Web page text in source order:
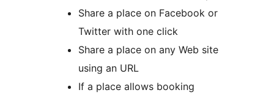
Share a place on Facebook or
Twitter with one click
Share a place on any Web site
using an URL
If a place allows booking